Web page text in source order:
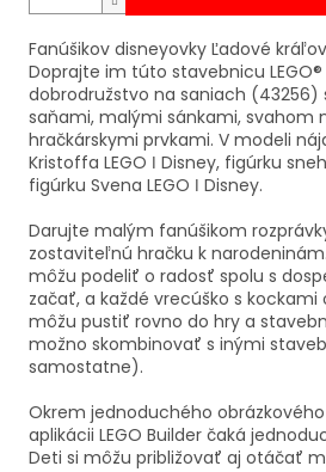
Fanúšikov disneyovky Ľadové
Doprajte im túto stavebnicu
dobrodružstvo na saniach
saňami, malými sánkami, svahom
hračkárskymi prvkami. V modeli
Kristoffa LEGO ǀ Disney, figúrku
figúrku Svena LEGO ǀ Disney.
Darujte malým fanúšikom
zostaviteľnú hračku k
môžu podeliť o radosť spolu s
začať, a každé vrecúško s
môžu pustiť rovno do hry a
možno skombinovať s inými
samostatne).
Okrem jednoduchého
aplikácii LEGO Builder čaká
Deti si môžu približovať aj otáčať